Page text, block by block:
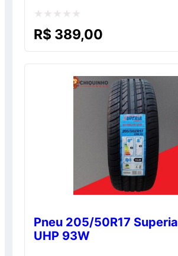
Avaliação
R$ 389,00
Pneu 205/50R17
UHP 93W